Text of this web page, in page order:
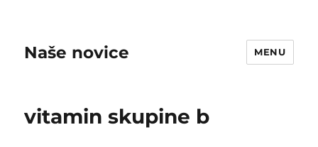
Naše novice MENU
vitamin skupine b